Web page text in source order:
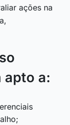
ações na
apto a: